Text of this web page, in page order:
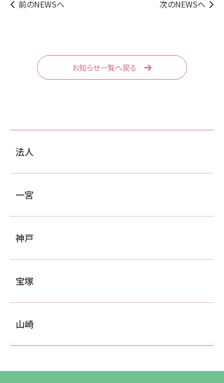
前のNEWSへ 次のNEWSへ
お知らせ一覧へ戻る
法人
一宮
神戸
宝塚
山崎